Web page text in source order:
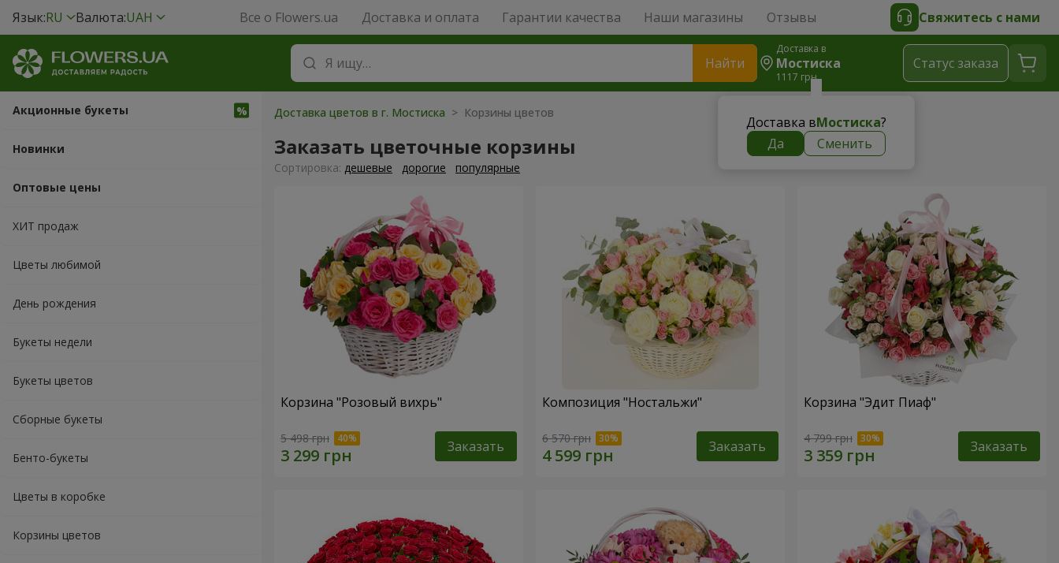
Язык:RU Валюта:UAH Все о Flowers.ua Доставка и оплата Гарантии качества Наши магазины Отзывы Свяжитесь с нами
Найти
Доставка в
Мостиска
1117 грн
Доставка вМостиска?
Да
Сменить
Cтатус заказа
Акционные букеты
Новинки
Оптовые цены
ХИТ продаж
Цветы любимой
День рождения
Букеты недели
Букеты цветов
Сборные букеты
Бенто-букеты
Цветы в коробке
Корзины цветов
Доставка цветов в г. Мостиска > Корзины цветов
Заказать цветочные корзины
Cортировка: дешевые дорогие популярные
Корзина "Розовый вихрь"
5 498 грн Заказать
Композиция "Ностальжи"
6 570 грн Заказать
Корзина "Эдит Пиаф"
4 799 грн Заказать